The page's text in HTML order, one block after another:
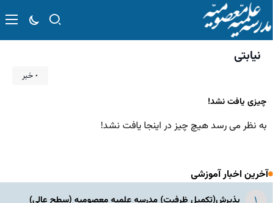
نیابتی
۰ خبر
چیزی یافت نشد!
به نظر می رسد هیچ چیز در اینجا یافت نشد!
آخرین اخبار آموزشی